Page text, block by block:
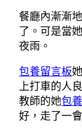
餐廳內漸漸
了。可是當
夜雨。
包養留言板她
上打車的人
教師的她包
好，走了一